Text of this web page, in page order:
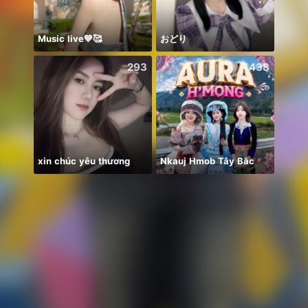
Music live💙🥰 おどり
293
xin chúc yêu thương
438
Nkauj Hmob Tây Bắc